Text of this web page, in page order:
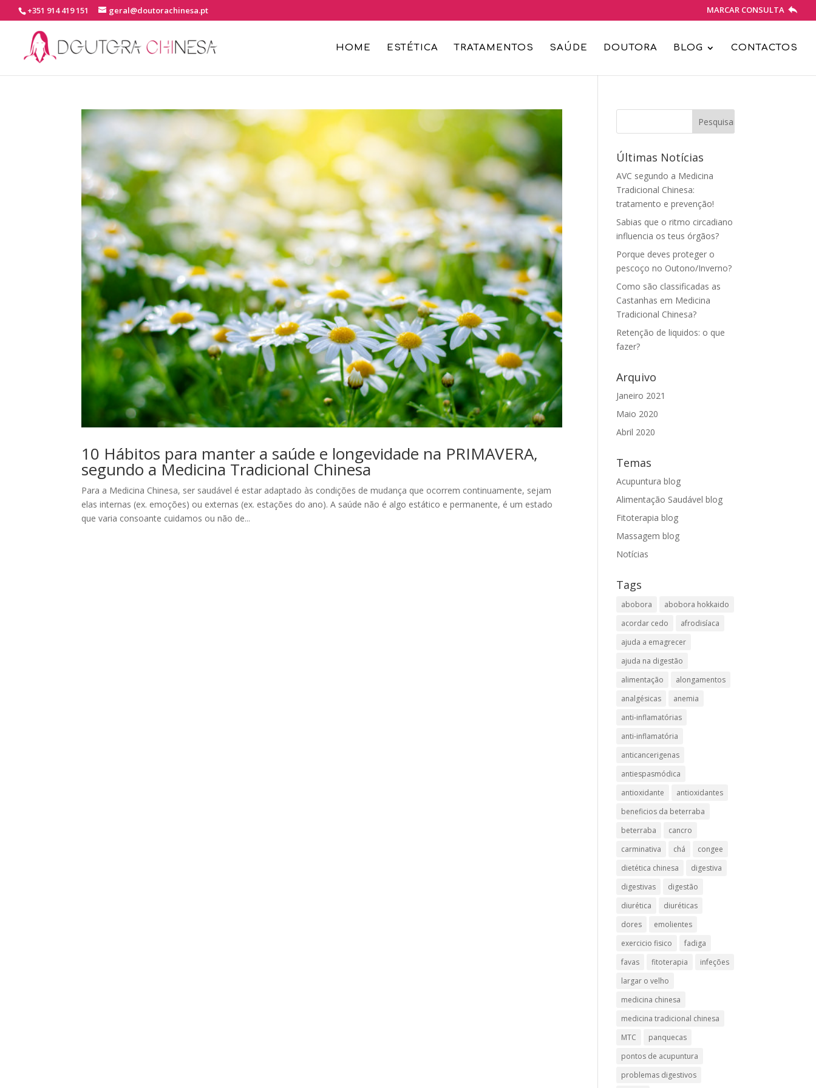
+351 914 419 151 geral@doutorachinesa.pt MARCAR CONSULTA
HOME ESTÉTICA TRATAMENTOS SAÚDE DOUTORA BLOG CONTACTOS
10 Hábitos para manter a saúde e longevidade na PRIMAVERA,
segundo a Medicina Tradicional Chinesa
Para a Medicina Chinesa, ser saudável é estar adaptado às condições de mudança que ocorrem continuamente, sejam
elas internas (ex. emoções) ou externas (ex. estações do ano). A saúde não é algo estático e permanente, é um estado
que varia consoante cuidamos ou não de...
Últimas Notícias
AVC segundo a Medicina
Tradicional Chinesa:
tratamento e prevenção!
Sabias que o ritmo circadiano
influencia os teus órgãos?
Porque deves proteger o
pescoço no Outono/Inverno?
Como são classificadas as
Castanhas em Medicina
Tradicional Chinesa?
Retenção de liquidos: o que
fazer?
Arquivo
Janeiro 2021
Maio 2020
Abril 2020
Temas
Acupuntura blog
Alimentação Saudável blog
Fitoterapia blog
Massagem blog
Notícias
Tags
abobora
abobora hokkaido
acordar cedo
afrodisíaca
ajuda a emagrecer
ajuda na digestão
alimentação
alongamentos
analgésicas
anemia
anti-inflamatórias
anti-inflamatória​
anticancerigenas
antiespasmódica
antioxidante
antioxidantes
beneficios da beterraba
beterraba
cancro
carminativa
chá
congee
dietética chinesa
digestiva
digestivas
digestão
diurética
diuréticas​
dores
emolientes
exercicio fisico
fadiga
favas
fitoterapia
infeções
largar o velho
medicina chinesa
medicina tradicional chinesa
MTC
panquecas
pontos de acupuntura
problemas digestivos